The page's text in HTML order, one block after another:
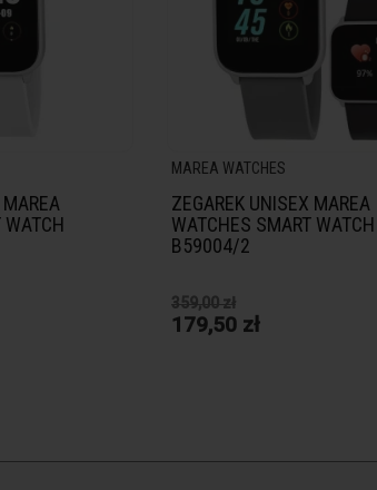
WATCH
MAREA WATCHES
ZEGAREK UNISEX MAREA
WATCHES SMART WATCH
B59004/2
359,00 zł
179,50 zł